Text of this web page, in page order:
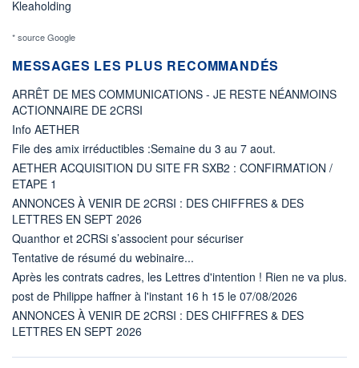
Kleaholding
* source Google
MESSAGES LES PLUS RECOMMANDÉS
ARRÊT DE MES COMMUNICATIONS - JE RESTE NÉANMOINS
ACTIONNAIRE DE 2CRSI
Info AETHER
File des amix irréductibles :Semaine du 3 au 7 aout.
AETHER ACQUISITION DU SITE FR SXB2 : CONFIRMATION /
ETAPE 1
ANNONCES À VENIR DE 2CRSI : DES CHIFFRES & DES
LETTRES EN SEPT 2026
Quanthor et 2CRSi s’associent pour sécuriser
Tentative de résumé du webinaire...
Après les contrats cadres, les Lettres d'intention ! Rien ne va plus.
post de Philippe haffner à l'instant 16 h 15 le 07/08/2026
ANNONCES À VENIR DE 2CRSI : DES CHIFFRES & DES
LETTRES EN SEPT 2026